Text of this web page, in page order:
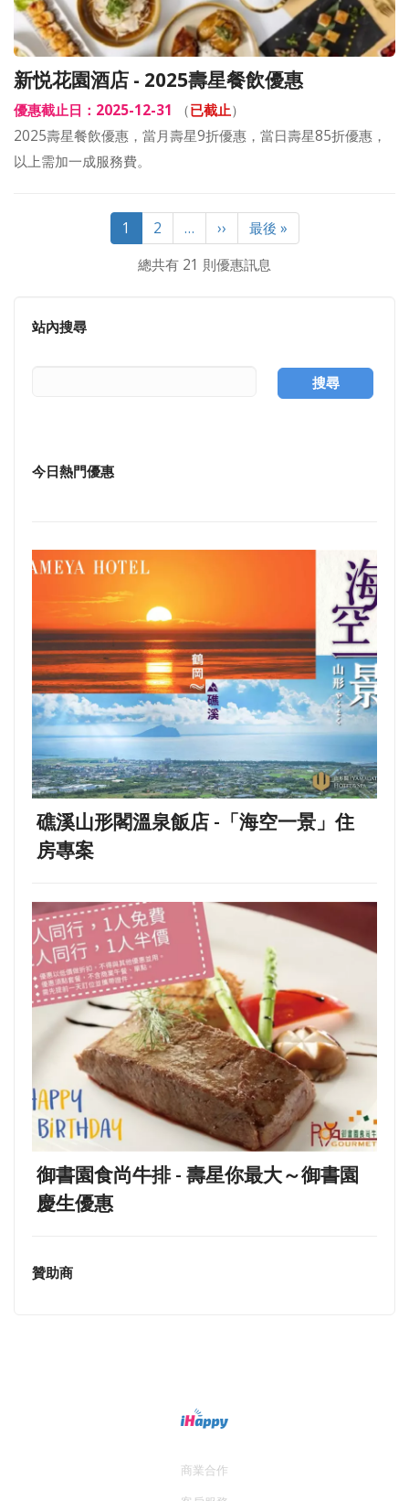
新悦花園酒店 - 2025壽星餐飲優惠
優惠截止日：2025-12-31 （已截止）
2025壽星餐飲優惠，當月壽星9折優惠，當日壽星85折優惠，
以上需加一成服務費。
目
前
1 Page
2 …
下
一
頁
››
Last
page
最後 »
總共有 21 則優惠訊息
站內搜尋
搜尋
今日熱門優惠
礁溪山形閣溫泉飯店 -「海空一景」住
房專案
御書園食尚牛排 - 壽星你最大～御書園
慶生優惠
贊助商
商業合作